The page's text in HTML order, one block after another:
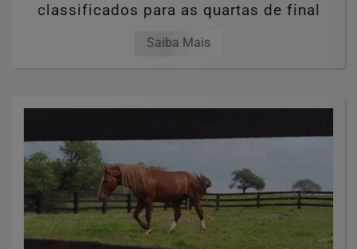
classificados para as quartas de final
Saiba Mais